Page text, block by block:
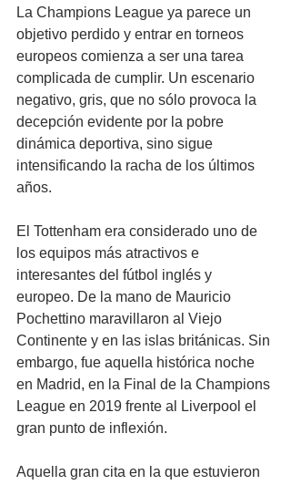
La Champions League ya parece un
objetivo perdido y entrar en torneos
europeos comienza a ser una tarea
complicada de cumplir. Un escenario
negativo, gris, que no sólo provoca la
decepción evidente por la pobre
dinámica deportiva, sino sigue
intensificando la racha de los últimos
años.
El Tottenham era considerado uno de
los equipos más atractivos e
interesantes del fútbol inglés y
europeo. De la mano de Mauricio
Pochettino maravillaron al Viejo
Continente y en las islas británicas. Sin
embargo, fue aquella histórica noche
en Madrid, en la Final de la Champions
League en 2019 frente al Liverpool el
gran punto de inflexión.
Aquella gran cita en la que estuvieron